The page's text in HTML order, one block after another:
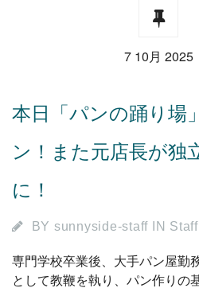
7 10月 2025
本日「パンの踊り場
ン！また元店長が独
に！
BY sunnyside-staff IN
専門学校卒業後、大手パン屋勤
として教鞭を執り、パン作りの